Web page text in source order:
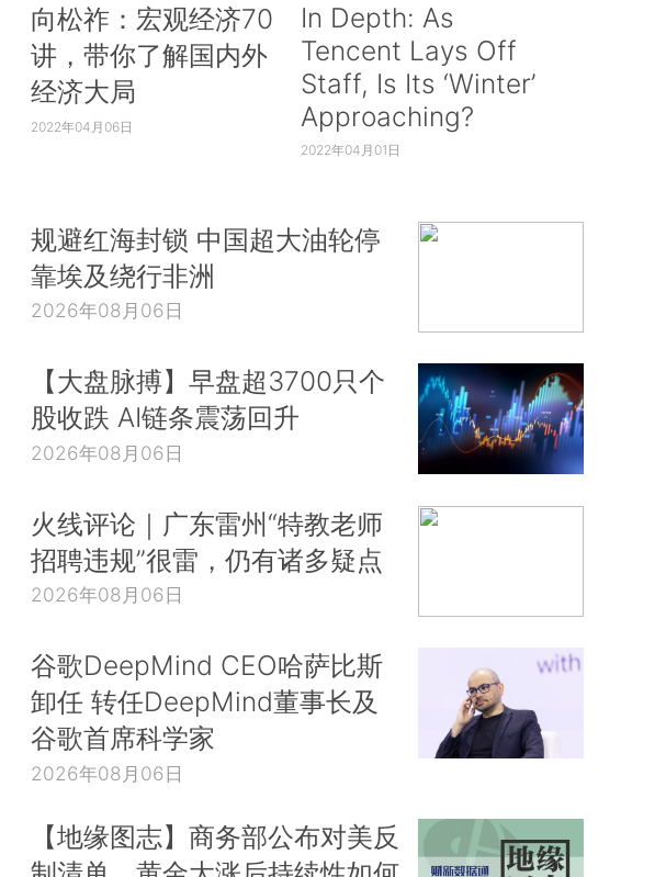
向松祚：宏观经济70
讲，带你了解国内外
经济大局
2022年04月06日
In Depth: As
Tencent Lays Off
Staff, Is Its ‘Winter’
Approaching?
2022年04月01日
规避红海封锁 中国超大油轮停
靠埃及绕行非洲
2026年08月06日
【大盘脉搏】早盘超3700只个
股收跌 AI链条震荡回升
2026年08月06日
火线评论｜广东雷州“特教老师
招聘违规”很雷，仍有诸多疑点
2026年08月06日
谷歌DeepMind CEO哈萨比斯
卸任 转任DeepMind董事长及
谷歌首席科学家
2026年08月06日
【地缘图志】商务部公布对美反